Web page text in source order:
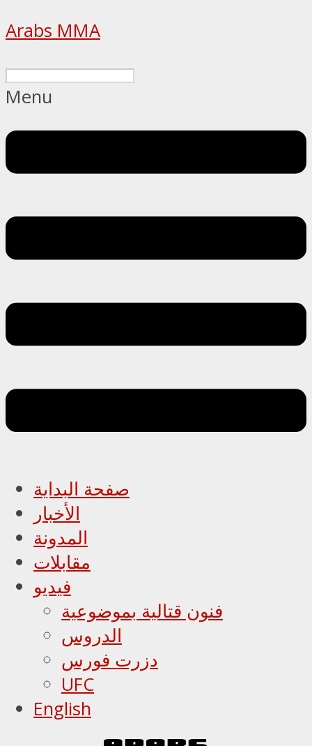
Arabs MMA
Menu
صفحة البداية
الأخبار
المدونة
مقابلات
فيديو
فنون قتالية بموضوعية
الدروس
دزرت فورس
UFC
English